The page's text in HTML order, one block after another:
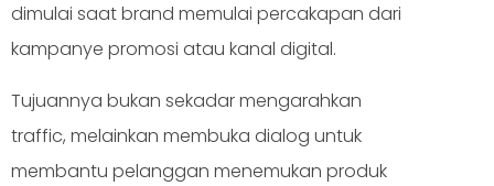
dimulai saat brand memulai percakapan dari
kampanye promosi atau kanal digital.
Tujuannya bukan sekadar mengarahkan
traffic, melainkan membuka dialog untuk
membantu pelanggan menemukan produk